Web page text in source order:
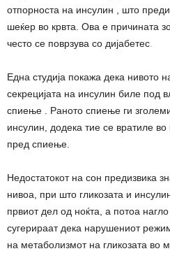
отпорноста на инсулин , што
шеќер во крвта. Ова е причината
често се поврзува со дијабетес.
Една студија покажа дека нивото
секрецијата на инсулин биле под
спиење . Раното спиење ги
инсулин, додека тие се вратиле
пред спиење.
Недостатокот на сон предизвика
нивоа, при што гликозата и
првиот дел од ноќта, а потоа
сугерираат дека нарушениот
на метаболизмот на гликозата во